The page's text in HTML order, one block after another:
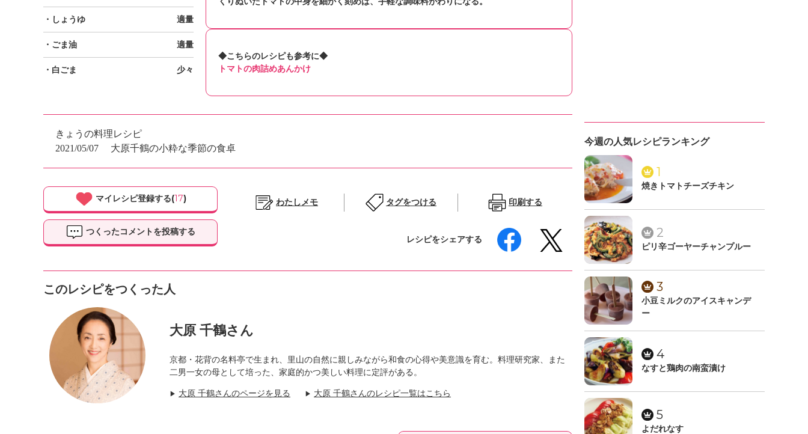
・しょうゆ 適量
・ごま油 適量
・白ごま 少々
◆こちらのレシピも参考に◆
トマトの肉詰めあんかけ
きょうの料理レシピ
2021/05/07
大原千鶴の小粋な季節の食卓
マイレシピ登録する(17)
つくったコメントを投稿する
わたしメモ タグをつける 印刷する
レシピをシェアする
このレシピをつくった人
大原 千鶴さん
京都・花背の名料亭で生まれ、里山の自然に親しみながら和食の心得や美意識を育む。料理研究家、また
二男一女の母として培った、家庭的かつ美しい料理に定評がある。
▶ 大原 千鶴さんのページを見る ▶ 大原 千鶴さんのレシピ一覧はこちら
今週の人気レシピランキング
1
焼きトマトチーズチキン
2
ピリ辛ゴーヤーチャンプルー
3
小豆ミルクのアイスキャンデ
ー
4
なすと鶏肉の南蛮漬け
5
よだれなす